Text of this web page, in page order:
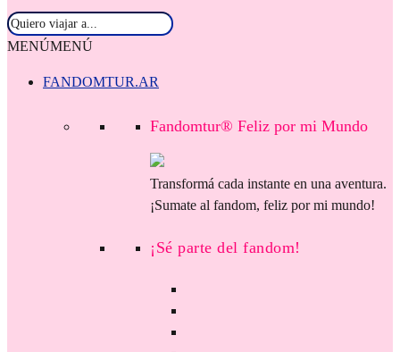
MENÚMENÚ
FANDOMTUR.AR
Fandomtur® Feliz por mi Mundo
Transformá cada instante en una aventura.
¡Sumate al fandom, feliz por mi mundo!
¡Sé parte del fandom!